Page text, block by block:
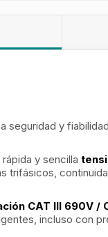
seguridad y
y sencilla
trifásicos,
CAT III 690V /
incluso con